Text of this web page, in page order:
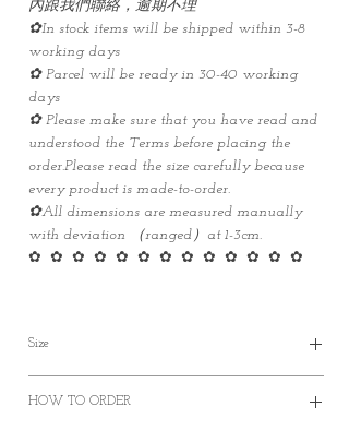
內跟我們聯絡，逾期不理
✿In stock items will be shipped within 3-8
working days
✿ Parcel will be ready in 30-40 working
days
✿ Please make sure that you have read and
understood the Terms before placing the
order.Please read the size carefully because
every product is made-to-order.
✿All dimensions are measured manually
with deviation （ranged）at 1-3cm.
✿ ✿ ✿ ✿ ✿ ✿ ✿ ✿ ✿ ✿ ✿ ✿ ✿
Size
HOW TO ORDER